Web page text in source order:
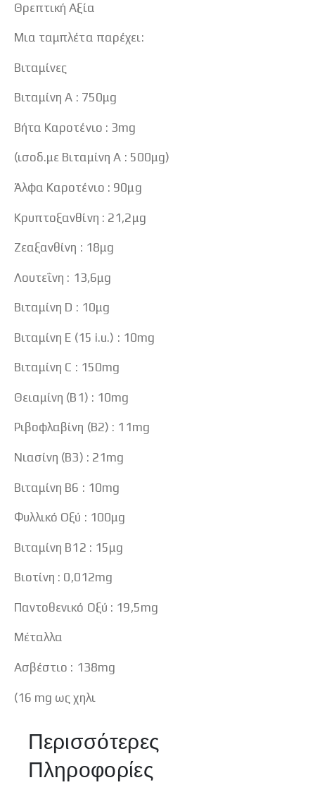
Θρεπτική Αξία
Μια ταμπλέτα παρέχει:
Βιταμίνες
Βιταμίνη A : 750μg
Βήτα Καροτένιο : 3mg
(ισοδ.με Βιταμίνη A : 500μg)
Άλφα Καροτένιο : 90μg
Κρυπτοξανθίνη : 21,2μg
Ζεαξανθίνη : 18μg
Λουτεΐνη : 13,6μg
Βιταμίνη D : 10μg
Βιταμίνη E (15 i.u.) : 10mg
Βιταμίνη C : 150mg
Θειαμίνη (B1) : 10mg
Ριβοφλαβίνη (B2) : 11mg
Νιασίνη (B3) : 21mg
Βιταμίνη B6 : 10mg
Φυλλικό Οξύ : 100μg
Βιταμίνη B12 : 15μg
Βιοτίνη : 0,012mg
Παντοθενικό Οξύ : 19,5mg
Μέταλλα
Ασβέστιο : 138mg
(16 mg ως χηλι
Περισσότερες
Πληροφορίες